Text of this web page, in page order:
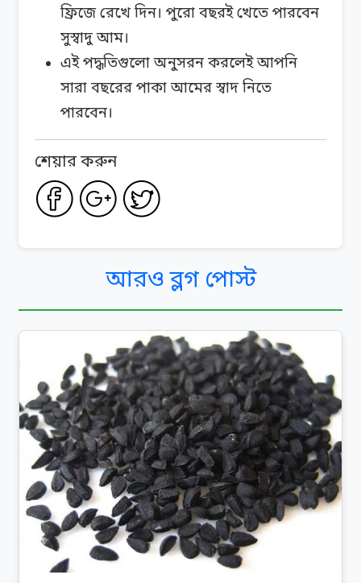
ফ্রিজে রেখে দিন। পুরো বছরই খেতে পারবেন
সুস্বাদু আম।
এই পদ্ধতিগুলো অনুসরন করলেই আপনি
সারা বছরের পাকা আমের স্বাদ নিতে
পারবেন।
শেয়ার করুন
আরও ব্লগ পোস্ট